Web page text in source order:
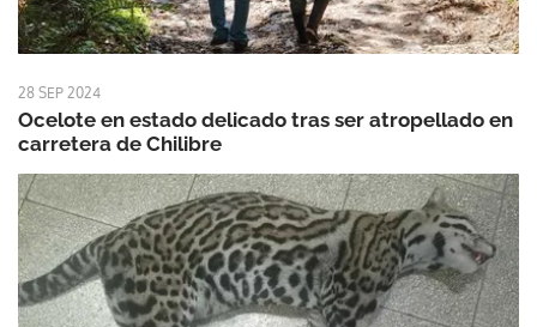
28 SEP 2024
Ocelote en estado delicado tras ser atropellado en
carretera de Chilibre